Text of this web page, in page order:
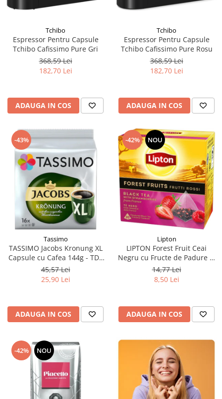
Tchibo
Espressor Pentru Capsule
Tchibo Cafissimo Pure Gri
368,59 Lei
182,70 Lei
ADAUGA IN COS
Tchibo
Espressor Pentru Capsule
Tchibo Cafissimo Pure Rosu
368,59 Lei
182,70 Lei
ADAUGA IN COS
-43%
Tassimo
TASSIMO Jacobs Kronung XL
Capsule cu Cafea 144g - TDV
11.08.2026
45,57 Lei
25,90 Lei
ADAUGA IN COS
-42% NOU
Lipton
LIPTON Forest Fruit Ceai
Negru cu Fructe de Padure si
Capsuni Piramide 20x2.1g
(TDV 30.08.2026)
14,77 Lei
8,50 Lei
ADAUGA IN COS
-42% NOU